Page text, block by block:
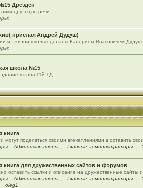
Дрезден
прислал Андрей Дудуш)
из жизни школы сделаны Валерием Ивановичем Дудуш.
школа №15
штаба 11й ТД
книга
могут поделиться своими впечатлениями и оставить
Администраторы Главные администраторы
книга для дружественных сайтов и форумов
оставить ссылки и описание на дружественные сайты
Администраторы Главные администраторы
oleg1